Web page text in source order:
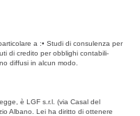
a :• Studi di consulenza per
di credito per obblighi contabili-
diffusi in alcun modo.
è LGF s.r.l. (via Casal del
Albano. Lei ha diritto di ottenere